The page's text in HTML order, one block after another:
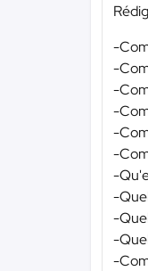
-
-
-
-
-
-
-
-
-
-
-